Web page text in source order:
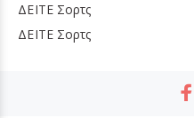
ΔΕΙΤΕ Σορτς
ΔΕΙΤΕ Σορτς